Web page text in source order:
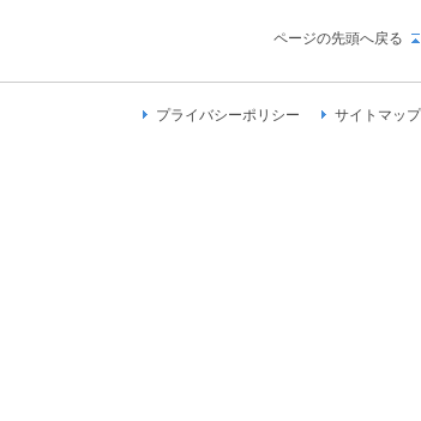
ページの先頭へ戻る
プライバシーポリシー サイトマップ